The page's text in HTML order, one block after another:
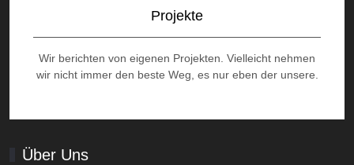
Projekte
Wir berichten von eigenen Projekten. Vielleicht nehmen
wir nicht immer den beste Weg, es nur eben der unsere.
Über Uns